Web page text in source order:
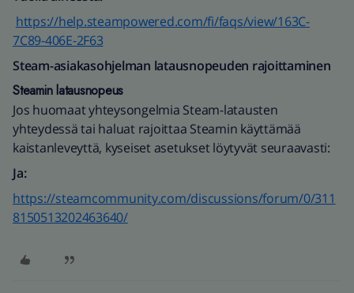
https://help.steampowered.com/fi/faqs/view/163C-
7C89-406E-2F63
Steam-asiakasohjelman latausnopeuden rajoittaminen
Steamin latausnopeus
Jos huomaat yhteysongelmia Steam-latausten
yhteydessä tai haluat rajoittaa Steamin käyttämää
kaistanleveyttä, kyseiset asetukset löytyvät seuraavasti:
Ja:
https://steamcommunity.com/discussions/forum/0/311
8150513202463640/